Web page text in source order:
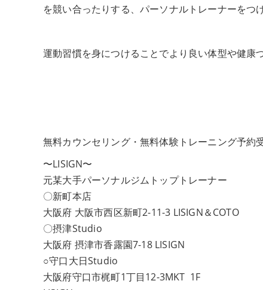
を競い合ったりする、パーソナルトレーナーをつ
運動習慣を身につけることでより良い体型や健康
無料カウンセリング・無料体験トレーニング予約
〜LISIGN〜
元某大手パーソナルジムトップトレーナー
〇新町本店
大阪府 大阪市西区新町2-11-3 LISIGN＆COTO
〇摂津Studio
大阪府 摂津市香露園7-18 LISIGN
○守口大日Studio
大阪府守口市梶町1丁目12-3MKT 1F